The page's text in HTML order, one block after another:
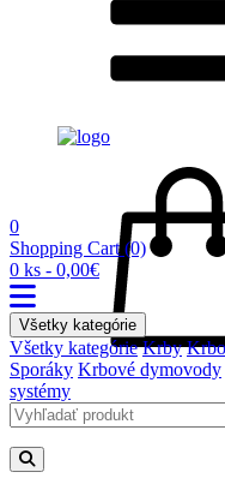
0
Shopping Cart (0)
0 ks - 0,00€
Všetky kategórie
Všetky kategórie Krby
Sporáky Krbové dymovody
systémy